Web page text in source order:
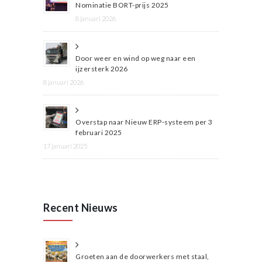
Nominatie BORT-prijs 2025
8 januari 2026
Door weer en wind op weg naar een
ijzersterk 2026
8 januari 2026
Overstap naar Nieuw ERP-systeem per 3
februari 2025
17 januari 2025
Recent Nieuws
Groeten aan de doorwerkers met staal,